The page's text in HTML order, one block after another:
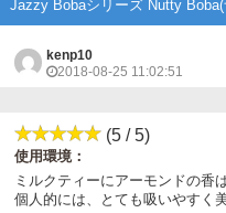
Jazzy Bobaシリーズ Nutty
kenp10
2018-08-25 11:02:51
(5 / 5)
使用環境：
ミルクティーにアーモンドの香
個人的には、とても吸いやすく